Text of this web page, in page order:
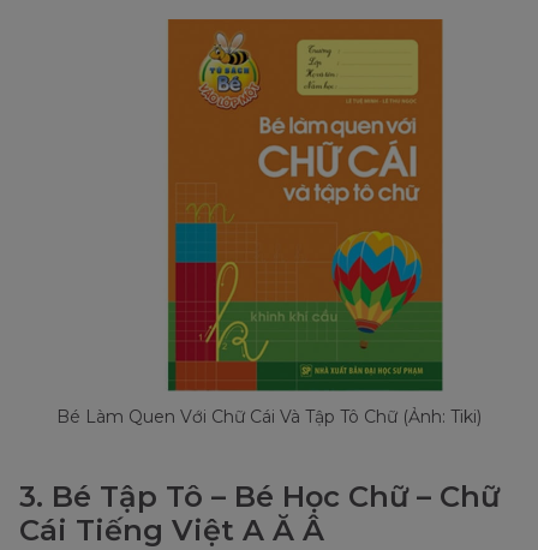
Bé Làm Quen Với Chữ Cái Và Tập Tô Chữ (Ảnh: Tiki)
3. Bé Tập Tô – Bé Học Chữ – Chữ
Cái Tiếng Việt A Ă Â